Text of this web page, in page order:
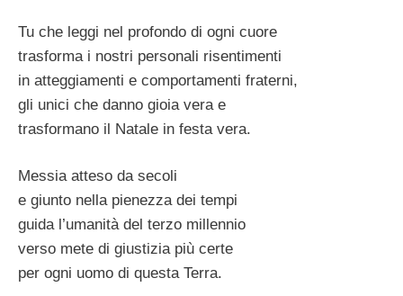
Tu che leggi nel profondo di ogni cuore
trasforma i nostri personali risentimenti
in atteggiamenti e comportamenti fraterni,
gli unici che danno gioia vera e
trasformano il Natale in festa vera.
Messia atteso da secoli
e giunto nella pienezza dei tempi
guida l’umanità del terzo millennio
verso mete di giustizia più certe
per ogni uomo di questa Terra.